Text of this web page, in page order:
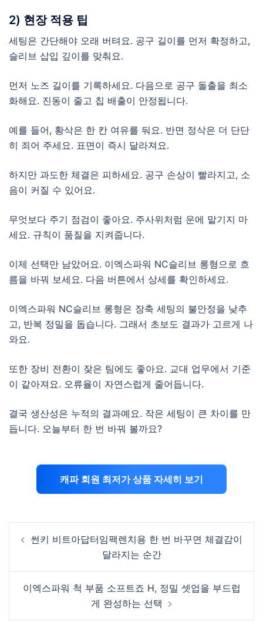
2) 현장 적용 팁
세팅은 간단해야 오래 버텨요. 공구 길이를 먼저 확정하고,
슬리브 삽입 깊이를 맞춰요.
먼저 노즈 길이를 기록하세요. 다음으로 공구 돌출을 최소
화해요. 진동이 줄고 칩 배출이 안정됩니다.
예를 들어, 황삭은 한 칸 여유를 둬요. 반면 정삭은 더 단단
히 죄어 주세요. 표면이 즉시 달라져요.
하지만 과도한 체결은 피하세요. 공구 손상이 빨라지고, 소
음이 커질 수 있어요.
무엇보다 주기 점검이 좋아요. 주사위처럼 운에 맡기지 마
세요. 규칙이 품질을 지켜줍니다.
이제 선택만 남았어요. 이엑스파워 NC슬리브 롱형으로 흐
름을 바꿔 보세요. 다음 버튼에서 상세를 확인하세요.
이엑스파워 NC슬리브 롱형은 장축 세팅의 불안정을 낮추
고, 반복 정밀을 돕습니다. 그래서 초보도 결과가 고르게 나
와요.
또한 장비 전환이 잦은 팀에도 좋아요. 교대 업무에서 기준
이 같아져요. 오류율이 자연스럽게 줄어듭니다.
결국 생산성은 누적의 결과예요. 작은 세팅이 큰 차이를 만
듭니다. 오늘부터 한 번 바꿔 볼까요?
캐파 회원 최저가 상품 자세히 보기
navigation
썬키 비트아답터임팩렌치용 한 번 바꾸면 체결감이
달라지는 순간
이엑스파워 척 부품 소프트죠 H, 정밀 셋업을 부드럽
게 완성하는 선택